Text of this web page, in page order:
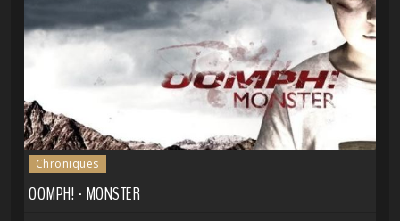
Chroniques
OOMPH! - MONSTER